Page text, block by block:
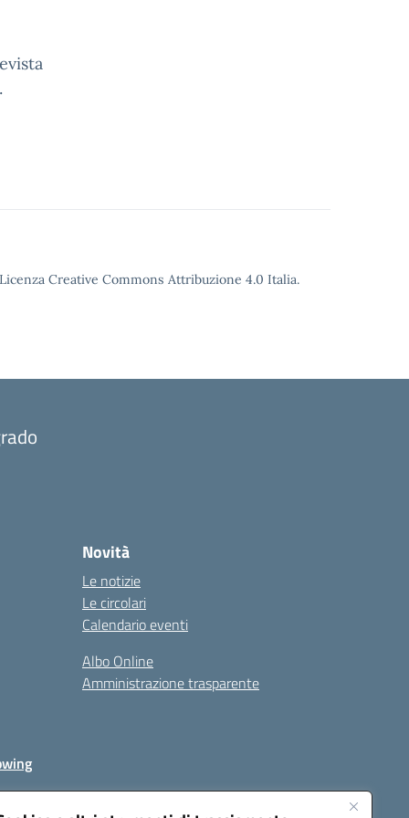
Creative Commons Attribuzione 4.0 Italia.
Novità
Le notizie
Le circolari
Calendario eventi
Albo Online
Amministrazione trasparente